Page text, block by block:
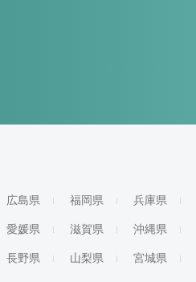
広島県 福岡県 兵庫県
愛媛県 滋賀県 沖縄県
長野県 山梨県 宮城県